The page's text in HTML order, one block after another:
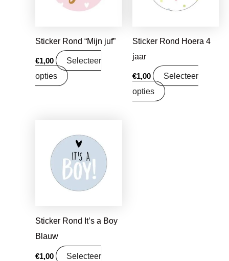
Sticker Rond “Mijn juf”
€1,00
Selecteer
opties
Sticker Rond Hoera 4
jaar
€1,00
Selecteer
opties
Sticker Rond It’s a Boy
Blauw
€1,00
Selecteer